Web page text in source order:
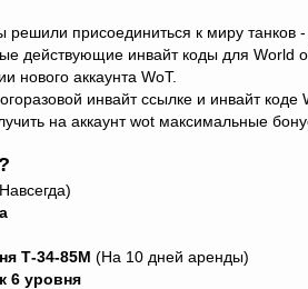
решили присоединиться к миру танков
действующие инвайт коды для World
нового аккаунта WoT.
инвайт ссылке и инвайт
на аккаунт wot максимальные
Т-34-85M (На 10 дней аренды)
6 уровня